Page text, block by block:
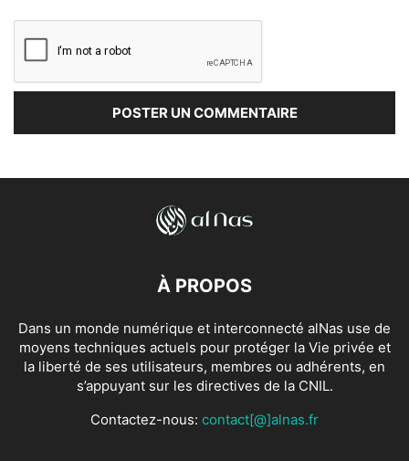
À PROPOS
Dans un monde numérique et interconnecté alNas use de
moyens techniques actuels pour protéger la Vie privée et
la liberté de ses utilisateurs, membres ou adhérents, en
s’appuyant sur les directives de la CNIL.
Contactez-nous: contact[@]alnas.fr